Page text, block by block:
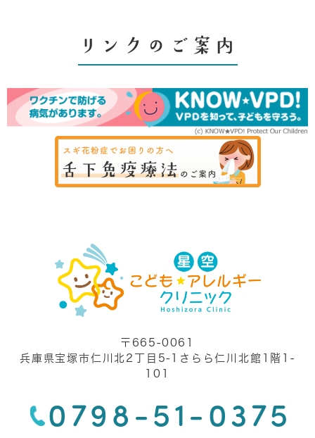
リンクのご案内
〒665-0061
兵庫県宝塚市仁川北2丁目5-1さらら仁川北館1階1-
101
0798-51-0375